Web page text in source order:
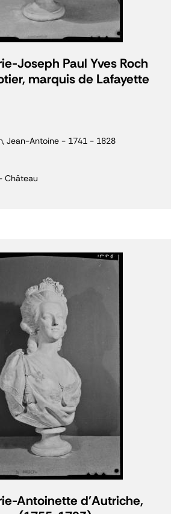
Joseph Paul Yves Roch
marquis de Lafayette
Jean-Antoine - 1741 - 1828
Château
Antoinette d'Autriche,